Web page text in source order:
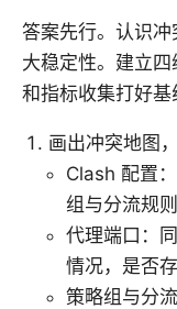
答案先行。认识
大稳定性。建立
和指标收集打好基
画出冲突地图
Clash 配置
组与分流规
代理端口：
情况，是否
策略组与分